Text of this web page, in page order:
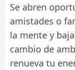
Se abren
amistades o
la mente y
cambio de
renueva tu